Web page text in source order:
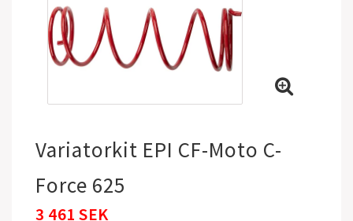
Variatorkit EPI CF-Moto C-
Force 625
3 461 SEK